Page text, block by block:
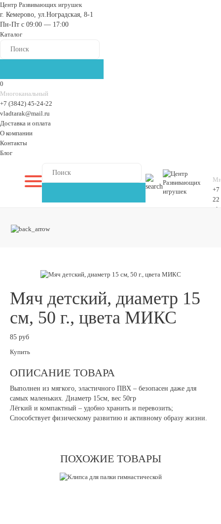
Центр Развивающих игрушек
г. Кемерово, ул.Ноградская, 8-1
Пн-Пт с 09:00 — 17:00
Каталог
0
Многоканальный
+7 (3842) 45-24-22
vladtarak@mail.ru
Доставка и оплата
О компании
Контакты
Блог
+7
22
Мяч детский, диаметр 15
см, 50 г., цвета МИКС
85 руб
Купить
ОПИСАНИЕ ТОВАРА
Выполнен из мягкого, эластичного ПВХ – безопасен даже для
самых маленьких. Диаметр 15см, вес 50гр
Лёгкий и компактный – удобно хранить и перевозить;
Способствует физическому развитию и активному образу жизни.
ПОХОЖИЕ ТОВАРЫ